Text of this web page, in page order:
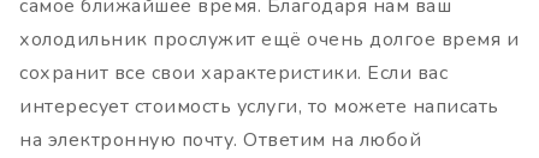
самое ближайшее время. Благодаря нам ваш
холодильник прослужит ещё очень долгое время и
сохранит все свои характеристики. Если вас
интересует стоимость услуги, то можете написать
на электронную почту. Ответим на любой